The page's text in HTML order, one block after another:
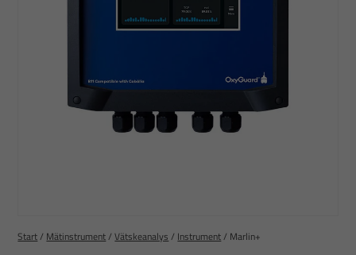
Start/ Mätinstrument/Vätskeanalys / Instrument/ Marlin+